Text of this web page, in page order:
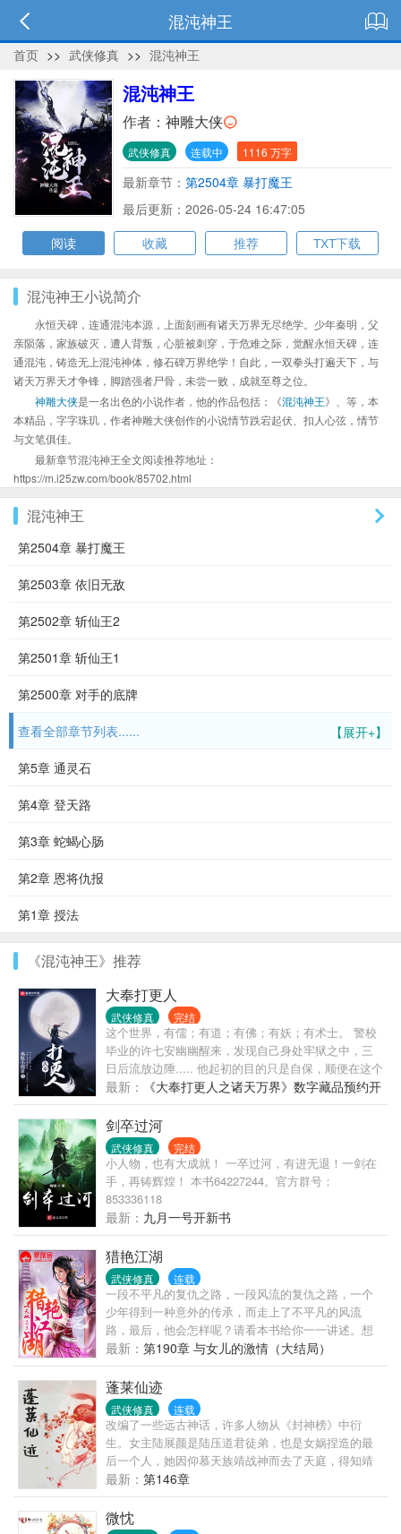
混沌神王
首页 >> 武侠修真 >> 混沌神王
混沌神王
作者： 神雕大侠
武侠修真 连载中 1116 万字
最新章节： 第2504章 暴打魔王
最后更新：2026-05-24 16:47:05
阅读
收藏 推荐 TXT下载
混沌神王小说简介
永恒天碑，连通混沌本源，上面刻画有诸天万界无尽绝学。少年秦明，父
亲陨落，家族破灭，遭人背叛，心脏被刺穿，于危难之际，觉醒永恒天碑，连
通混沌，铸造无上混沌神体，修石碑万界绝学！自此，一双拳头打遍天下，与
诸天万界天才争锋，脚踏强者尸骨，未尝一败，成就至尊之位。
神雕大侠是一名出色的小说作者，他的作品包括：《混沌神王》、等，本
本精品，字字珠玑，作者神雕大侠创作的小说情节跌宕起伏、扣人心弦，情节
与文笔俱佳。
最新章节混沌神王全文阅读推荐地址：
https://m.i25zw.com/book/85702.html
混沌神王
第2504章 暴打魔王
第2503章 依旧无敌
第2502章 斩仙王2
第2501章 斩仙王1
第2500章 对手的底牌
【展开+】
查看全部章节列表......
第5章 通灵石
第4章 登天路
第3章 蛇蝎心肠
第2章 恩将仇报
第1章 授法
《混沌神王》推荐
大奉打更人
武侠修真 完结
这个世界，有儒；有道；有佛；有妖；有术士。 警校
毕业的许七安幽幽醒来，发现自己身处牢狱之中，三
日后流放边陲..... 他起初的目的只是自保，顺便在这个
没有人权的社会里当个富家翁悠闲度日。 ...... 多年
后，许七安回首前尘，身后是早已逝去的敌人，以及
累累白骨。 滚滚长江东逝水，浪花淘尽英雄，是非成
败转头空。 青山依旧在，几度夕阳红。 书不悲剧！
最新：
《大奉打更人之诸天万界》数字藏品预约开
始啦！
剑卒过河
武侠修真 完结
小人物，也有大成就！ 一卒过河，有进无退！一剑在
手，再铸辉煌！ 本书64227244。官方群号：
853336118
最新： 九月一号开新书
猎艳江湖
武侠修真 连载
一段不平凡的复仇之路，一段风流的复仇之路，一个
少年得到一种意外的传承，而走上了不平凡的风流
路，最后，他会怎样呢？请看本书给你一一讲述。想
看刺激的点击！！本书既是是以一部好看的武侠小
说，敬请阅读与收藏！
最新： 第190章 与女儿的激情（大结局）
蓬莱仙迹
武侠修真 连载
改编了一些远古神话，许多人物从《封神榜》中衍
生。女主陆展颜是陆压道君徒弟，也是女娲捏造的最
后一个人，她因仰慕天族靖战神而去了天庭，得知靖
战神已卸甲离去，阴差阳错下与司法天神连城成亲，
在得知是假成亲后，邪气发作，成为灾星，届时，三
界混乱，封神榜出，展颜的尸体被九尾狐附体，成为
最新： 第146章
微忱